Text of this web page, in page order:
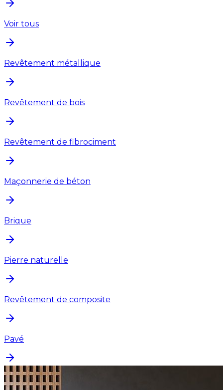
Voir tous
Revêtement métallique
Revêtement de bois
Revêtement de fibrociment
Maçonnerie de béton
Brique
Pierre naturelle
Revêtement de composite
Pavé